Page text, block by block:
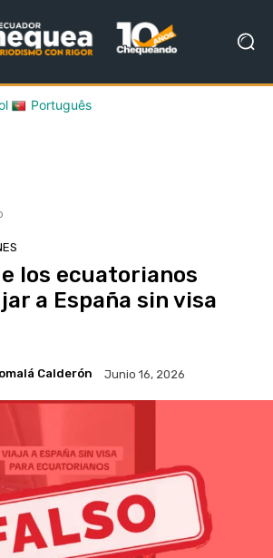
Português
los ecuatorianos
a España sin visa
Calderón Junio 16, 2026